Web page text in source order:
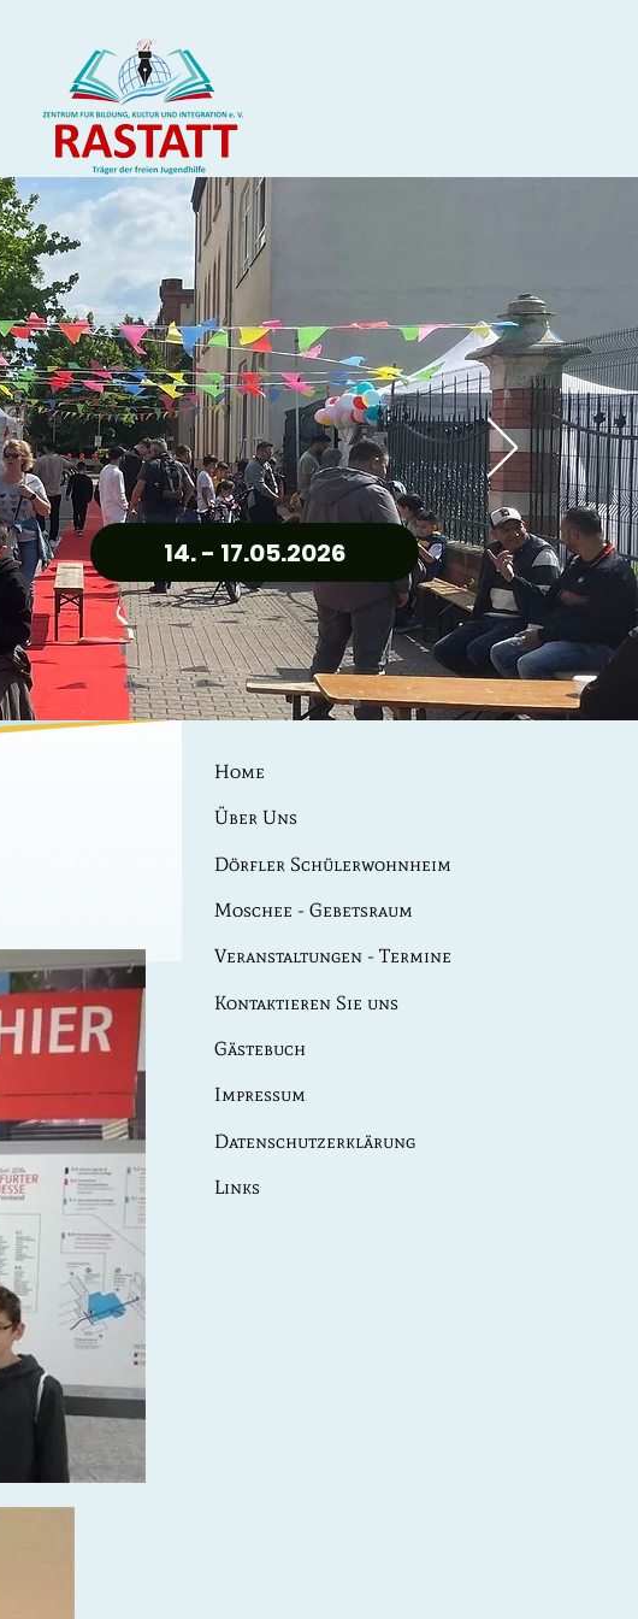
14. - 17.05.2026
Home
Über Uns
Dörfler Schülerwohnheim
Moschee - Gebetsraum
Veranstaltungen - Termine
Kontaktieren Sie uns
Gästebuch
Impressum
Datenschutzerklärung
Links